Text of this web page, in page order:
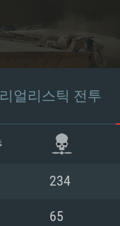
리얼리스틱 전투
234
65